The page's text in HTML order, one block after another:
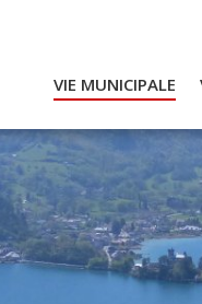
VIE MUNICIPALE
Actualités et agenda
Conseil municipal
Actes
Réglementaires
Services municipaux
Intercommunalité